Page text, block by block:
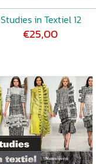
Studies in Textiel 12
€25,00